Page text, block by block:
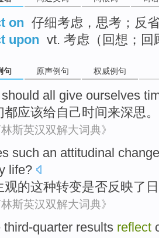
on 仔细考虑，思考；反
upon vt. 考虑（回想；回
句 原声例句 权威例句
should all give ourselves
都应该给自己时间来深思。
林斯英汉双解大词典》
such an attitudinal change
life?
观的这种转变是否反映了
林斯英汉双解大词典》
third-quarter results reflect